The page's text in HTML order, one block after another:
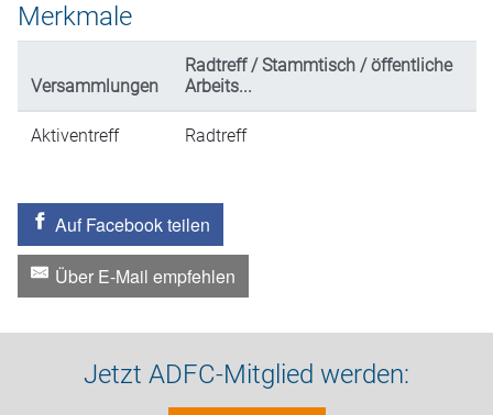
Merkmale
Versammlungen
Radtreff / Stammtisch / öffentliche
Arbeits...
Aktiventreff Radtreff
Auf Facebook teilen
Über E-Mail empfehlen
Jetzt ADFC-Mitglied werden: